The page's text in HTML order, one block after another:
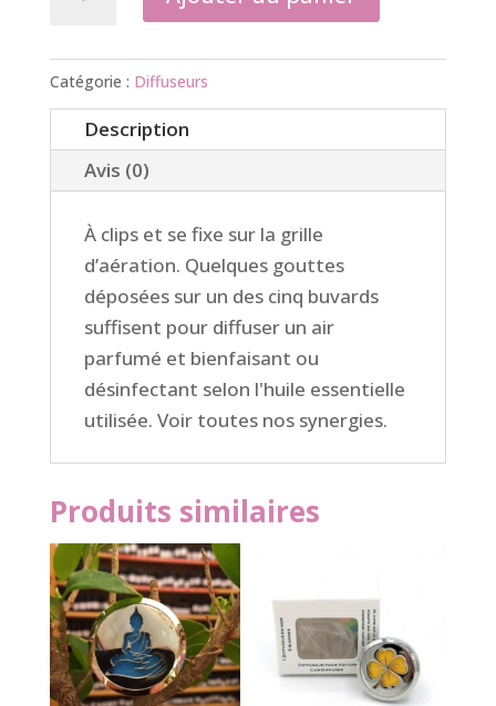
voiture
"attrapes
rêves"
ses
buvards
Catégorie : Diffuseurs
Description
Avis (0)
À clips et se fixe sur la grille
d’aération. Quelques gouttes
déposées sur un des cinq buvards
suffisent pour diffuser un air
parfumé et bienfaisant ou
désinfectant selon l'huile essentielle
utilisée. Voir toutes nos synergies.
Produits similaires